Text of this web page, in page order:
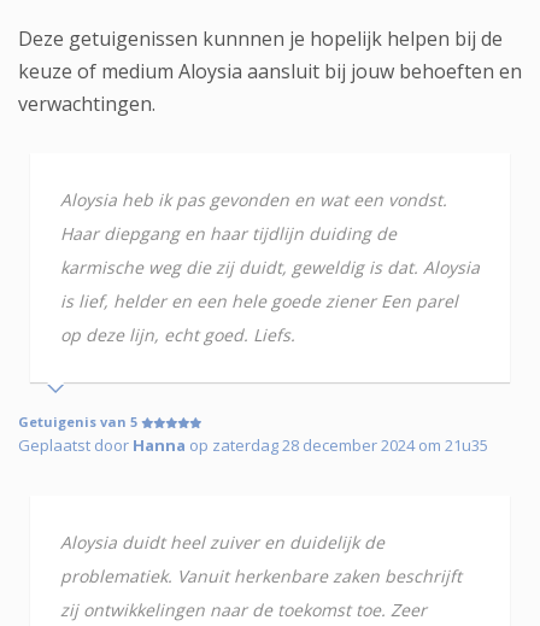
Deze getuigenissen kunnnen je hopelijk helpen bij de
keuze of medium Aloysia aansluit bij jouw behoeften en
verwachtingen.
Aloysia heb ik pas gevonden en wat een vondst.
Haar diepgang en haar tijdlijn duiding de
karmische weg die zij duidt, geweldig is dat. Aloysia
is lief, helder en een hele goede ziener Een parel
op deze lijn, echt goed. Liefs.
Getuigenis van 5
Geplaatst door Hanna op zaterdag 28 december 2024 om 21u35
Aloysia duidt heel zuiver en duidelijk de
problematiek. Vanuit herkenbare zaken beschrijft
zij ontwikkelingen naar de toekomst toe. Zeer